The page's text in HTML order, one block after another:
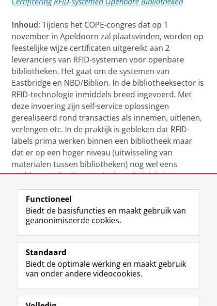
Inhoud: Tijdens het COPE-congres dat op 1
november in Apeldoorn zal plaatsvinden, worden op
feestelijke wijze certificaten uitgereikt aan 2
leveranciers van RFID-systemen voor openbare
bibliotheken. Het gaat om de systemen van
Eastbridge en NBD/Biblion. In de bibliotheeksector is
RFID-technologie inmiddels breed ingevoerd. Met
deze invoering zijn self-service oplossingen
gerealiseerd rond transacties als innemen, uitlenen,
verlengen etc. In de praktijk is gebleken dat RFID-
labels prima werken binnen een bibliotheek maar
dat er op een hoger niveau (uitwisseling van
materialen tussen bibliotheken) nog wel eens
problemen zijn. Daarom is door de Stichting
Certificering Openbare Bibliotheken
(www.bibliotheekcertificaat.nl) een
certificeringsmodel ontwikkeld waarmee getoetst
kan worden of de RFID-labels voldoen aan de
gestelde eisen. Doel hiervan is om praktische
problemen tijdens de implementatie te voorkomen.
De certificaten worden uitgereikt door Gerard van
Dijk, directeur van de Stichting Certificering
Functioneel
Biedt de basisfuncties en maakt gebruik van
geanonimiseerde cookies.
Standaard
Biedt de optimale werking en maakt gebruik
van onder andere videocookies.